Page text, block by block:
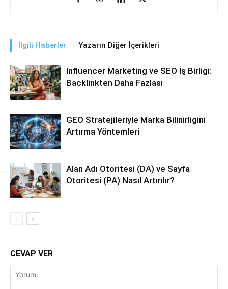
İlgili Haberler Yazarın Diğer İçerikleri
Influencer Marketing ve SEO İş Birliği:
Backlinkten Daha Fazlası
GEO Stratejileriyle Marka Bilinirliğini
Artırma Yöntemleri
Alan Adı Otoritesi (DA) ve Sayfa
Otoritesi (PA) Nasıl Artırılır?
CEVAP VER